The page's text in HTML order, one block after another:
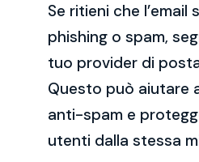
Se ritieni che
phishing o spam,
tuo provider di
Questo può aiutare
anti-spam e
utenti dalla stessa